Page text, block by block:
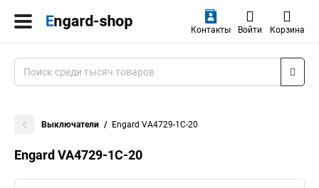
Контакты Войти Корзина
Выключатели Engard VA4729-1C-20
Engard VA4729-1C-20